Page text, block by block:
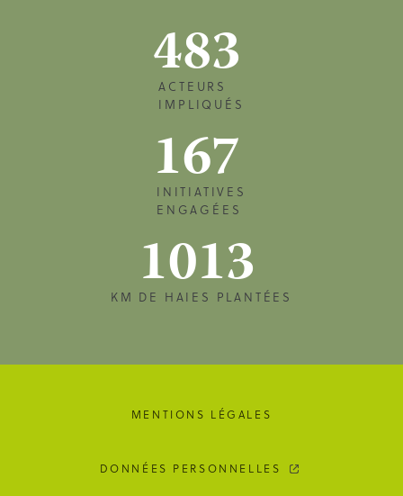
483
ACTEURS
IMPLIQUÉS
167
INITIATIVES
ENGAGÉES
1013
KM DE HAIES PLANTÉES
MENTIONS LÉGALES
DONNÉES PERSONNELLES